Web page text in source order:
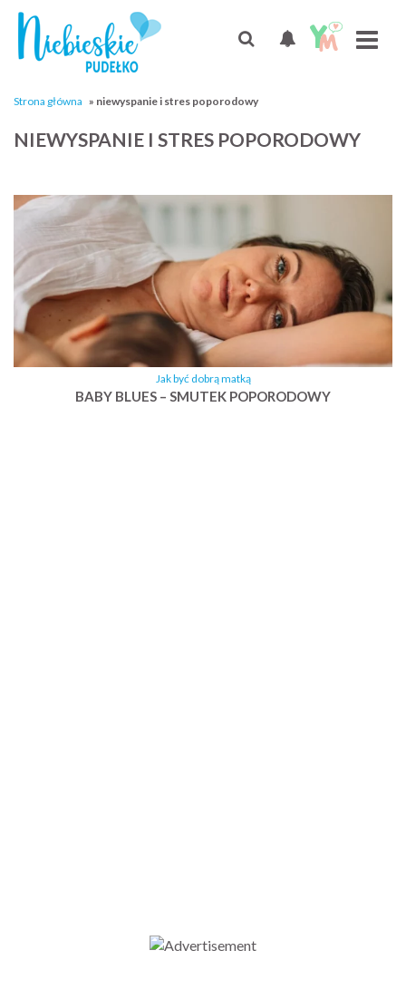
Strona główna » niewyspanie i stres poporodowy
NIEWYSPANIE I STRES POPORODOWY
Jak być dobrą matką
BABY BLUES – SMUTEK POPORODOWY